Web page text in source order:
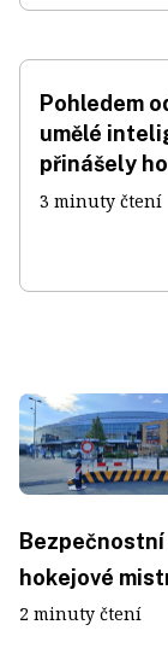
Pohledem
umělé
přinášely
3 minuty čtení
hokejové
2 minuty čtení